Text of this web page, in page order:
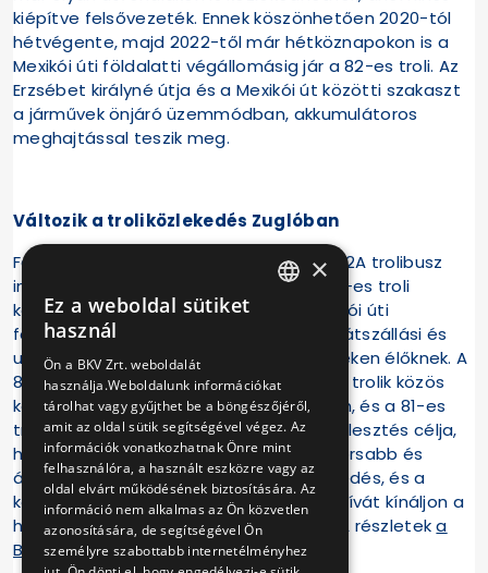
kiépítve felsővezeték. Ennek köszönhetően 2020-tól
hétvégente, majd 2022-től már hétköznapokon is a
Mexikói úti földalatti végállomásig jár a 82-es troli. Az
Erzsébet királyné útja és a Mexikói út közötti szakaszt
a járművek önjáró üzemmódban, akkumulátoros
meghajtással teszik meg.
Változik a troliközlekedés Zuglóban
Február 7-től, szombattól valamennyi 82A trolibusz
indulási időpontjában egységesen a 82-es troli
közlekedik, így minden járat eléri a Mexikói úti
földalatti-végállomást, kényelmesebb átszállási és
utazási lehetőséget biztosítva a környéken élőknek. A
82-es trolibuszok jelenlegi 82-es és 82A trolik közös
követési ideje szerint indulnak a jövőben, és a 81-es
trolik indulásait is ehhez hangolják. A fejlesztés célja,
hogy Zuglóban még kényelmesebb, gyorsabb és
átláthatóbb legyen a közösségi közlekedés, és a
környezetbarát trolibusz valódi alternatívát kínáljon a
hétköznapi és hétvégi utazásokhoz is. A részleteka
BKK oldalán olvashatók.
×
Ez a weboldal sütiket
használ
Ön a BKV Zrt. weboldalát
használja.Weboldalunk információkat
tárolhat vagy gyűjthet be a böngészőjéről,
amit az oldal sütik segítségével végez. Az
információk vonatkozhatnak Önre mint
felhasználóra, a használt eszközre vagy az
oldal elvárt működésének biztosítására. Az
információ nem alkalmas az Ön közvetlen
azonosítására, de segítségével Ön
személyre szabottabb internetélményhez